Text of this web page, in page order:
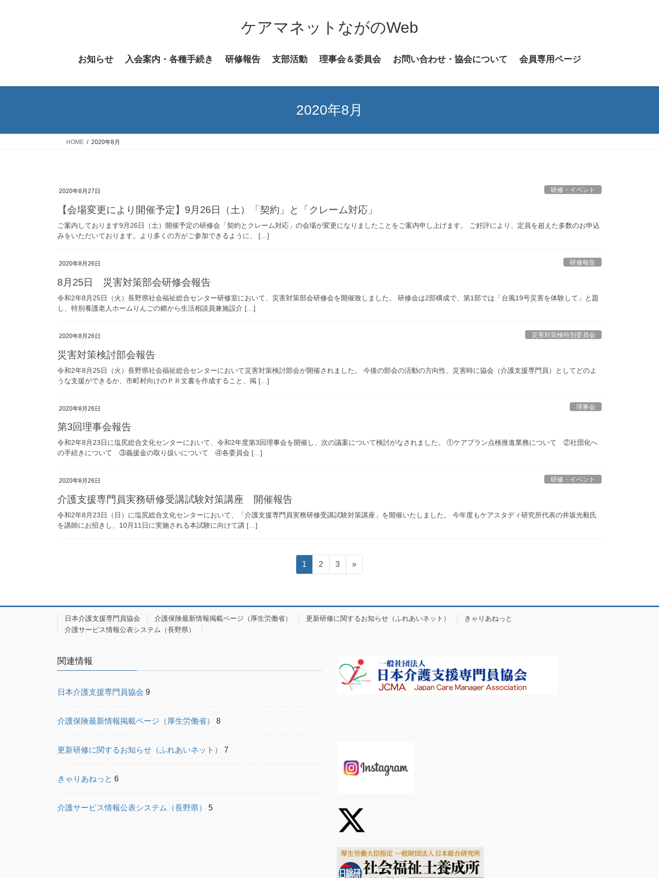
キ
に
ケアマネットながのWeb
お知らせ 入会案内・各種手続き 研修報告 支部活動 理事会＆委員会 お問い合わせ・協会について 会員専用ページ
2020年8月
HOME 2020年8月
2020年8月27日 研修・イベント
【会場変更により開催予定】9月26日（土）「契約」と「クレーム対応」
ご案内しております9月26日（土）開催予定の研修会「契約とクレーム対応」の会場が変更になりましたことをご案内申し上げます。 ご好評により、定員を超えた多数のお申込
みをいただいております。より多くの方がご参加できるように、 […]
2020年8月26日 研修報告
8月25日 災害対策部会研修会報告
令和2年8月25日（火）長野県社会福祉総合センター研修室において、災害対策部会研修会を開催致しました。 研修会は2部構成で、第1部では「台風19号災害を体験して」と題
し、特別養護老人ホームりんごの郷から生活相談員兼施設介 […]
2020年8月26日 災害対策検特別委員会
災害対策検討部会報告
令和2年8月25日（火）長野県社会福祉総合センターにおいて災害対策検討部会が開催されました。 今後の部会の活動の方向性、災害時に協会（介護支援専門員）としてどのよ
うな支援ができるか、市町村向けのＰＲ文書を作成すること、掲 […]
2020年8月26日 理事会
第3回理事会報告
令和2年8月23日に塩尻総合文化センターにおいて、令和2年度第3回理事会を開催し、次の議案について検討がなされました。 ①ケアプラン点検推進業務について ②社団化へ
の手続きについて ③義援金の取り扱いについて ④各委員会 […]
2020年8月26日 研修・イベント
介護支援専門員実務研修受講試験対策講座 開催報告
令和2年8月23日（日）に塩尻総合文化センターにおいて、「介護支援専門員実務研修受講試験対策講座」を開催いたしました。 今年度もケアスタディ研究所代表の井坂光毅氏
を講師にお招きし、10月11日に実施される本試験に向けて講 […]
ペ
ー
ジ
り
固
定
ジ
1
固
定
ジ
2
固
定
ジ
3 »
日本介護支援専門員協会 介護保険最新情報掲載ページ（厚生労働省） 更新研修に関するお知らせ（ふれあいネット）
きゃりあねっと
介護サービス情報公表システム（長野県）
関連情報
日本介護支援専門員協会 9
介護保険最新情報掲載ページ（厚生労働省） 8
更新研修に関するお知らせ（ふれあいネット） 7
きゃりあねっと 6
介護サービス情報公表システム（長野県） 5